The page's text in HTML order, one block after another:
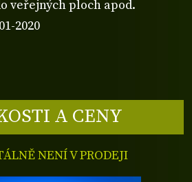
veřejných ploch apod.
2020
A CENY
NENÍ V PRODEJI